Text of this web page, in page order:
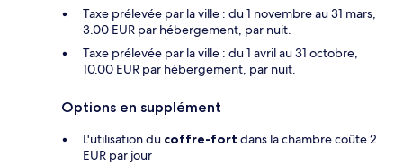
Taxe prélevée par la ville : du 1 novembre au 31 mars,
3.00 EUR par hébergement, par nuit.
Taxe prélevée par la ville : du 1 avril au 31 octobre,
10.00 EUR par hébergement, par nuit.
Options en supplément
L'utilisation du coffre-fort dans la chambre coûte 2
EUR par jour